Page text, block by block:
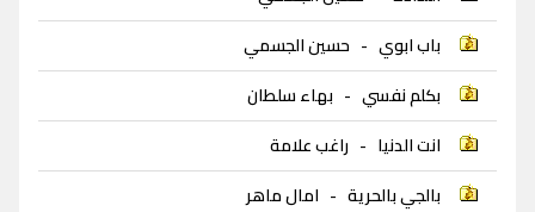
باب ابوي - حسين الجسمي
بكلم نفسي - بهاء سلطان
انت الدنيا - راغب علامة
بالجي بالحرية - امال ماهر